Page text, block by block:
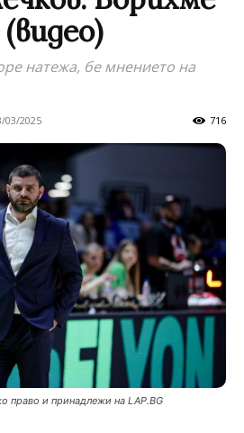
натежа, бе мнението на
03/2025 716
право и принадлежи на LAP.BG